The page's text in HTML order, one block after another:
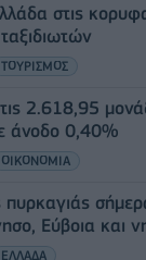
στις
ΤΟΥΡΙΣΜΟΣ
2.618,95
άνοδο 0,40%
ΟΙΚΟΝΟΜΙΑ
Εύβοια και
ΕΛΛΑΔΑ